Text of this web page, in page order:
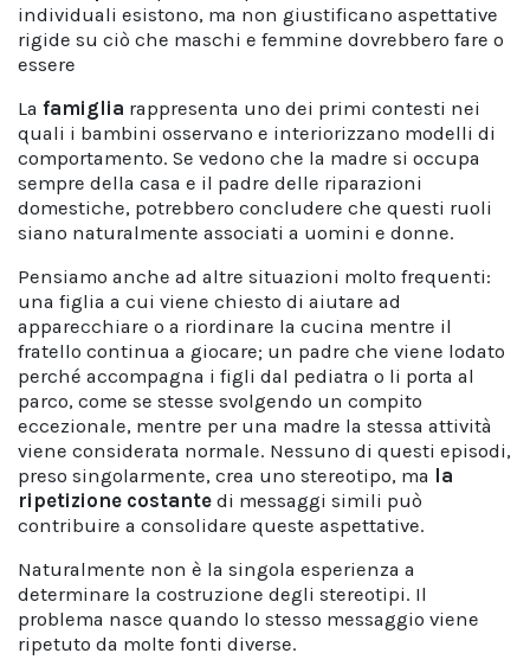
individuali esistono, ma non giustificano aspettative
rigide su ciò che maschi e femmine dovrebbero fare o
essere
La famiglia rappresenta uno dei primi contesti nei
quali i bambini osservano e interiorizzano modelli di
comportamento. Se vedono che la madre si occupa
sempre della casa e il padre delle riparazioni
domestiche, potrebbero concludere che questi ruoli
siano naturalmente associati a uomini e donne.
Pensiamo anche ad altre situazioni molto frequenti:
una figlia a cui viene chiesto di aiutare ad
apparecchiare o a riordinare la cucina mentre il
fratello continua a giocare; un padre che viene lodato
perché accompagna i figli dal pediatra o li porta al
parco, come se stesse svolgendo un compito
eccezionale, mentre per una madre la stessa attività
viene considerata normale. Nessuno di questi episodi,
preso singolarmente, crea uno stereotipo, ma
la
ripetizione costante di messaggi simili può
contribuire a consolidare queste aspettative.
Naturalmente non è la singola esperienza a
determinare la costruzione degli stereotipi. Il
problema nasce quando lo stesso messaggio viene
ripetuto da molte fonti diverse.